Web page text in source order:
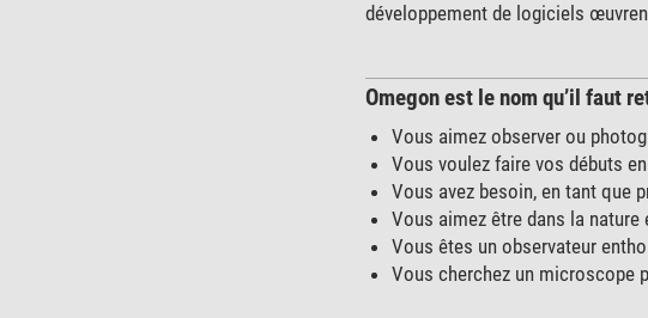
développement de logiciels
Omegon est le nom qu’il faut
Vous aimez observer ou
Vous voulez faire vos débuts
Vous avez besoin, en tant que
Vous aimez être dans la nature
Vous êtes un observateur
Vous cherchez un microscope